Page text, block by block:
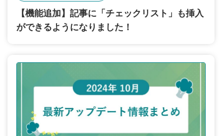
【機能追加】記事に「チェックリスト」も挿入
ができるようになりました！